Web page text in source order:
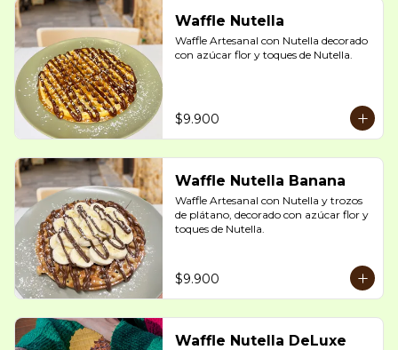
Waffle Nutella
Waffle Artesanal con Nutella decorado
con azúcar flor y toques de Nutella.
$9.900
Waffle Nutella Banana
Waffle Artesanal con Nutella y trozos
de plátano, decorado con azúcar flor y
toques de Nutella.
$9.900
Waffle Nutella DeLuxe